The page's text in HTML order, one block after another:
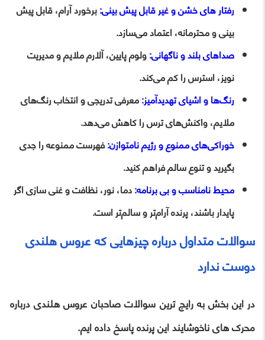
رفتار های خشن و غیر قابل‌ پیش ‌بینی:برخورد آرام، قابل پیش
‌بینی و محترمانه، اعتماد می‌سازد.
صداهای بلند و ناگهانی:ولوم پایین، آلارم ملایم و مدیریت
نویز، استرس را کم می‌کند.
رنگ‌ها و اشیای تهدیدآمیز:معرفی تدریجی و انتخاب رنگ‌های
ملایم، واکنش‌های ترس را کاهش می‌دهد.
خوراکی‌های ممنوع و رژیم نامتوازن:فهرست ممنوعه را جدی
بگیرید و تنوع سالم فراهم کنید.
محیط نامناسب و بی‌ برنامه:دما، نور، نظافت و غنی ‌سازی اگر
پایدار باشند، پرنده آرام‌تر و سالم‌تر است.
سوالات متداول درباره چیزهایی که عروس هلندی
دوست ندارد
در این بخش به رایج ترین سوالات صاحبان عروس هلندی درباره
محرک های ناخوشایند این پرنده پاسخ داده ایم.